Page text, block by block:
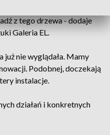
z tego drzewa - dodaje
Galeria EL.
nie wyglądała. Mamy
Podobnej, doczekają
instalacje.
działań i konkretnych